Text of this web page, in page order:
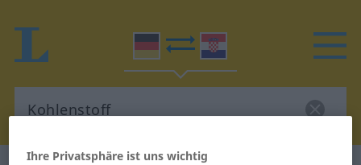
Ihre Privatsphäre ist uns wichtig